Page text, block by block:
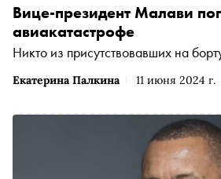
Екатерина Палкина 11 июня 2024 г.
Вице-президент Малави
авиакатастрофе
Никто из присутствовавших на